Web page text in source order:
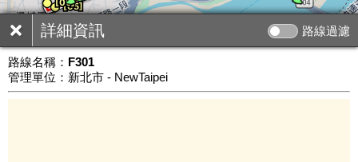
詳細資訊 路線過濾
路線名稱： F301
管理單位：新北市 - NewTaipei